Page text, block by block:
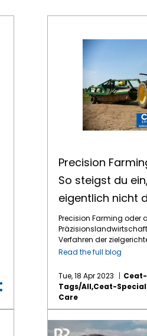
Precision
So steigst du
eigentlich nicht
Precision Farming oder
Verfahren der
Bewirtschaftung
gesagt darum, dass
werden und nur der Teil
wird, der auch
Farming
Read the full blog
Tue, 18 Apr 2023
Tags/all,ceat-
Care